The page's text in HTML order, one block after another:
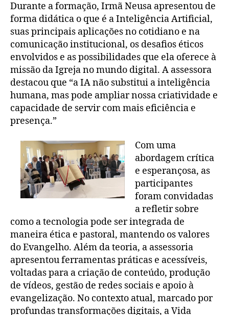
Durante a formação, Irmã Neusa apresentou de
forma didática o que é a Inteligência Artificial,
suas principais aplicações no cotidiano e na
comunicação institucional, os desafios éticos
envolvidos e as possibilidades que ela oferece à
missão da Igreja no mundo digital. A assessora
destacou que “a IA não substitui a inteligência
humana, mas pode ampliar nossa criatividade e
capacidade de servir com mais eficiência e
presença.”
Com uma
abordagem crítica
e esperançosa, as
participantes
foram convidadas
a refletir sobre
como a tecnologia pode ser integrada de
maneira ética e pastoral, mantendo os valores
do Evangelho. Além da teoria, a assessoria
apresentou ferramentas práticas e acessíveis,
voltadas para a criação de conteúdo, produção
de vídeos, gestão de redes sociais e apoio à
evangelização. No contexto atual, marcado por
profundas transformações digitais, a Vida